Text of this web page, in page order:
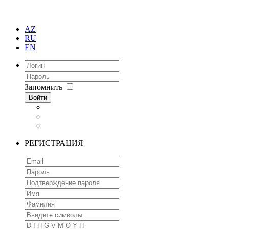
AZ
RU
EN
Запомнить
Войти
РЕГИСТРАЦИЯ